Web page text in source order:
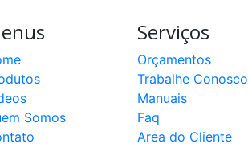
Somos
Serviços
Orçamentos
Trabalhe Conosco
Manuais
Faq
Area do Cliente